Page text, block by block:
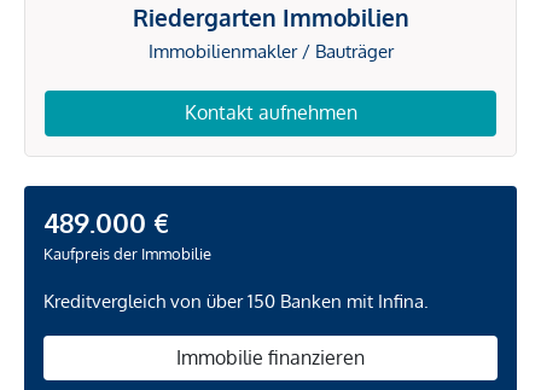
Riedergarten Immobilien
Immobilienmakler / Bauträger
Kontakt aufnehmen
489.000 €
Kaufpreis der Immobilie
Kreditvergleich von über 150 Banken mit Infina.
Immobilie finanzieren